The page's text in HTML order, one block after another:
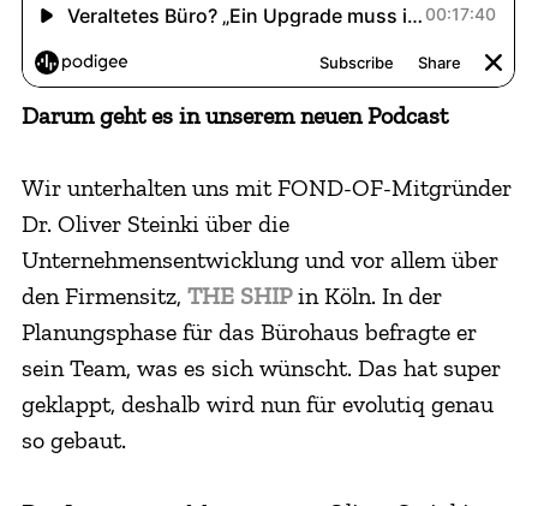
Darum geht es in unserem neuen Podcast
Wir unterhalten uns mit FOND-OF-Mitgründer
Dr. Oliver Steinki über die
Unternehmensentwicklung und vor allem über
den Firmensitz, THE SHIPin Köln. In der
Planungsphase für das Bürohaus befragte er
sein Team, was es sich wünscht. Das hat super
geklappt, deshalb wird nun für evolutiq genau
so gebaut.